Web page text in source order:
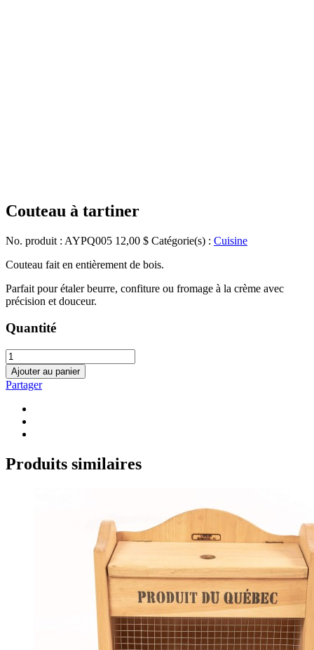
Couteau à tartiner
No. produit : AYPQ005 12,00 $ Catégorie(s) : Cuisine
Couteau fait en entièrement de bois.
Parfait pour étaler beurre, confiture ou fromage à la crème avec
précision et douceur.
Quantité
Ajouter au panier
Partager
Produits similaires